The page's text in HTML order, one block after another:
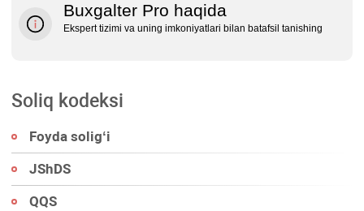
Buxgalter Pro haqida
Ekspert tizimi va uning imkoniyatlari bilan batafsil tanishing
Soliq kodeksi
Foyda soligʻi
JShDS
QQS